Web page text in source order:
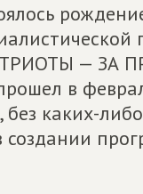
— ЗА
в
каких-
создании